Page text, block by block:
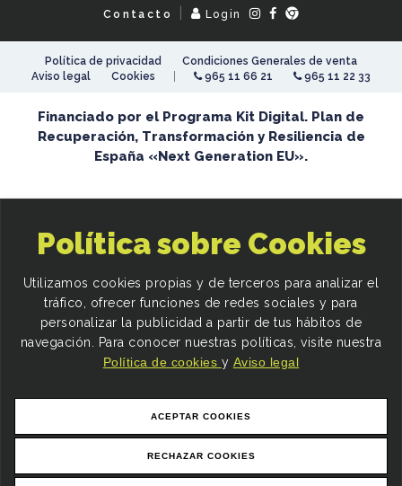
Política sobre Cookies
Utilizamos cookies propias y de terceros para analizar el
tráfico, ofrecer funciones de redes sociales y para
personalizar la publicidad a partir de tus hábitos de
navegación. Para conocer nuestras políticas, visite nuestra
Política de cookies y Aviso legal
ACEPTAR COOKIES
RECHAZAR COOKIES
Contacto
Login
Política de privacidad
Condiciones Generales de venta
Aviso legal
Cookies | 965 11 66 21 965 11 22 33
Financiado por el Programa Kit Digital. Plan de
Recuperación, Transformación y Resiliencia de
España «Next Generation EU».